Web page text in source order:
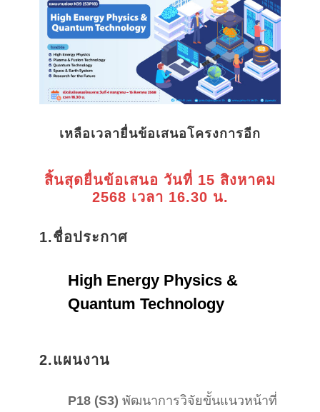
เหลือเวลายื่นข้อเสนอโครงการอีก
สิ้นสุดยื่นข้อเสนอ วันที่ 15 สิงหาคม
2568 เวลา 16.30 น.
1.ชื่อประกาศ
High Energy Physics &
Quantum Technology
2.แผนงาน
P18 (S3) พัฒนาการวิจัยขั้นแนวหน้าที่